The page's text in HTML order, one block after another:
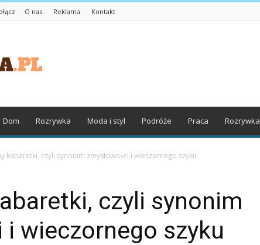
O nas Reklama Kontakt
Dom Rozrywka Moda i styl Podróże Praca Rozrywka
kabaretki, czyli synonim zmysłowości i wieczornego szyku
czyli synonim
i wieczornego szyku